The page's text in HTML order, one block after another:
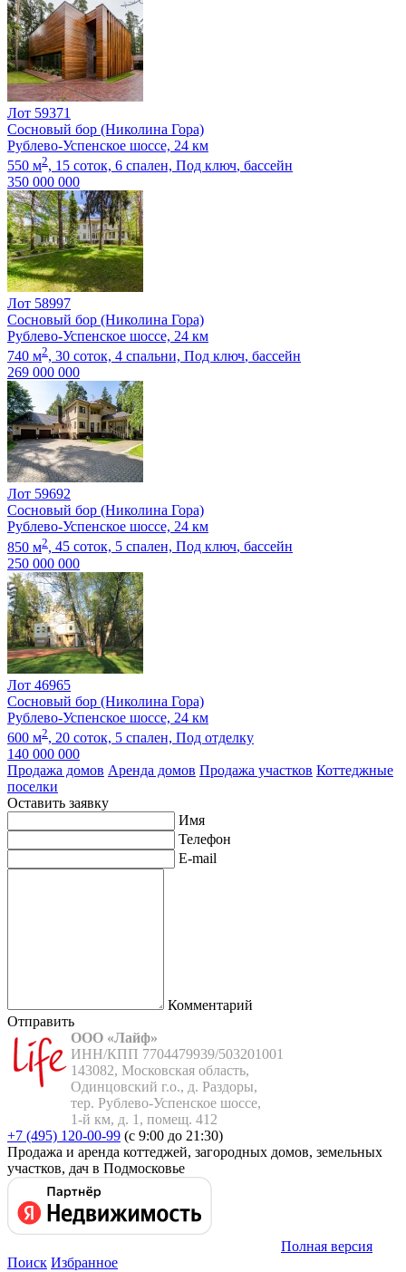
Лот 59371
Сосновый бор (Николина Гора)
Рублево-Успенское шоссе, 24 км
550 м2, 15 соток, 6 спален, Под ключ, бассейн
350 000 000
Лот 58997
Сосновый бор (Николина Гора)
Рублево-Успенское шоссе, 24 км
740 м2, 30 соток, 4 спальни, Под ключ, бассейн
269 000 000
Лот 59692
Сосновый бор (Николина Гора)
Рублево-Успенское шоссе, 24 км
850 м2, 45 соток, 5 спален, Под ключ, бассейн
250 000 000
Лот 46965
Сосновый бор (Николина Гора)
Рублево-Успенское шоссе, 24 км
600 м2, 20 соток, 5 спален, Под отделку
140 000 000
Продажа домов Аренда домов Продажа участков Коттеджные
поселки
Оставить заявку
Имя
Телефон
E-mail
Комментарий
Отправить
ООО «Лайф»
ИНН/КПП 7704479939/503201001
143082, Московская область,
Одинцовский г.о., д. Раздоры,
тер. Рублево-Успенское шоссе,
1-й км, д. 1, помещ. 412
+7 (495) 120-00-99 (с 9:00 до 21:30)
Продажа и аренда коттеджей, загородных домов, земельных
участков, дач в Подмосковье
Полная версия
Поиск Избранное